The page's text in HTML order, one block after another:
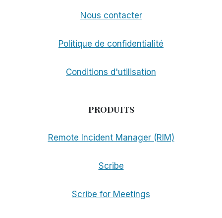
Nous contacter
Politique de confidentialité
Conditions d'utilisation
PRODUITS
Remote Incident Manager (RIM)
Scribe
Scribe for Meetings